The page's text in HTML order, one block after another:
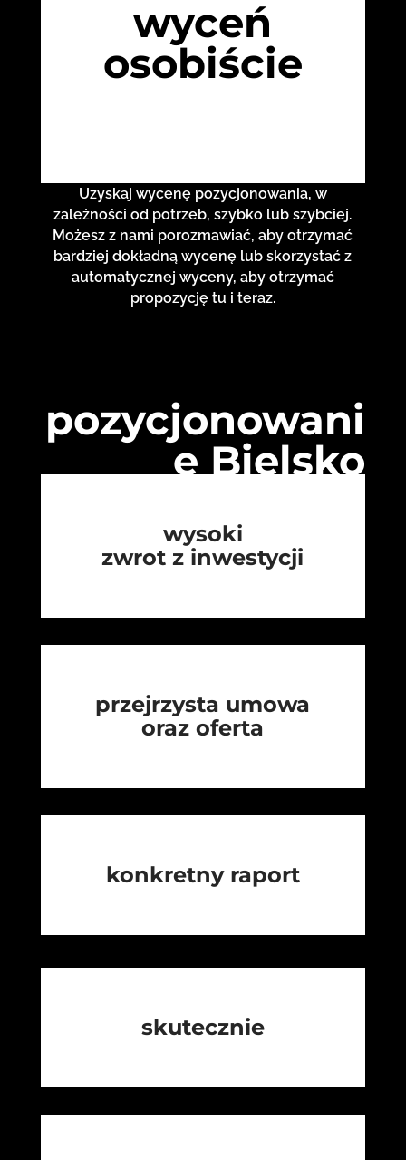
wyceń
osobiście
Uzyskaj wycenę pozycjonowania, w
zależności od potrzeb, szybko lub szybciej.
Możesz z nami porozmawiać, aby otrzymać
bardziej dokładną wycenę lub skorzystać z
automatycznej wyceny, aby otrzymać
propozycję tu i teraz.
pozycjonowani
e Bielsko
wysoki
zwrot z inwestycji
przejrzysta umowa
oraz oferta
konkretny raport
skutecznie